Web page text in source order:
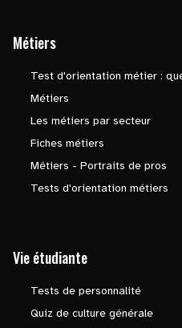
Métiers
Test d'orientation métier :
Métiers
Les métiers par secteur
Fiches métiers
Métiers - Portraits de pros
Tests d'orientation métiers
Vie étudiante
Tests de personnalité
Quiz de culture générale